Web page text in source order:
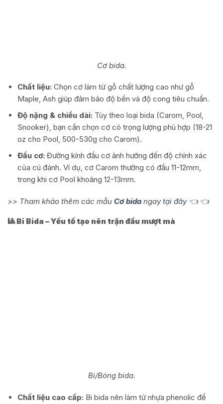
Cơ bida.
Chất liệu: Chọn cơ làm từ gỗ chất lượng cao như gỗ
Maple, Ash giúp đảm bảo độ bền và độ cong tiêu chuẩn.
Độ nặng & chiều dài: Tùy theo loại bida (Carom, Pool,
Snooker), bạn cần chọn cơ có trọng lượng phù hợp (18-21
oz cho Pool, 500-530g cho Carom).
Đầu cơ: Đường kính đầu cơ ảnh hưởng đến độ chính xác
của cú đánh. Ví dụ, cơ Carom thường có đầu 11-12mm,
trong khi cơ Pool khoảng 12-13mm.
>> Tham khảo thêm các mẫu Cơ bida ngaytại đây👈 👈
🎱 Bi Bida – Yếu tố tạo nên trận đấu mượt mà
Bi/Bóng bida.
Chất liệu cao cấp: Bi bida nên làm từ nhựa phenolic để